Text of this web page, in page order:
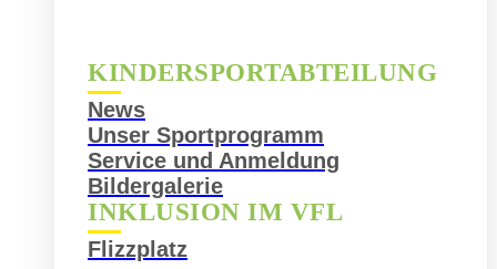
KINDERSPORTABTEILUNG
News
Unser Sportprogramm
Service und Anmeldung
Bildergalerie
INKLUSION IM VFL
Flizzplatz